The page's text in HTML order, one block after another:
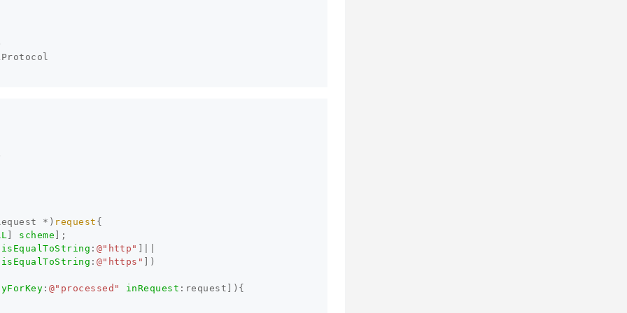
* ) request {
] scheme ];
isEqualToString : @"http" ]
isEqualToString : @"https" ])
: @"processed" inRequest : request ]){